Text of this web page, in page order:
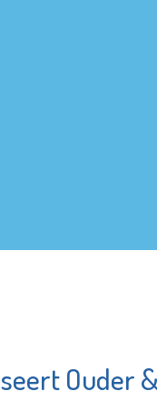
Ouder
Virati